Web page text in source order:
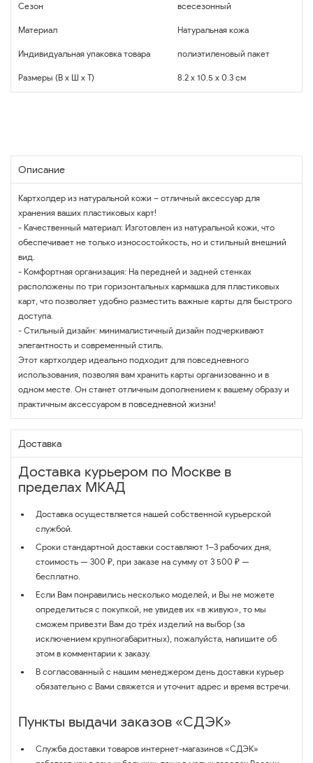
Сезон всесезонный
Материал Натуральная кожа
Индивидуальная упаковка товара полиэтиленовый пакет
Размеры (В x Ш x Т) 8.2 x 10.5 x 0.3 см
Описание
Картхолдер из натуральной кожи – отличный аксессуар для
хранения ваших пластиковых карт!
- Качественный материал: Изготовлен из натуральной кожи, что
обеспечивает не только износостойкость, но и стильный внешний
вид.
- Комфортная организация: На передней и задней стенках
расположены по три горизонтальных кармашка для пластиковых
карт, что позволяет удобно разместить важные карты для быстрого
доступа.
- Стильный дизайн: минималистичный дизайн подчеркивают
элегантность и современный стиль.
Этот картхолдер идеально подходит для повседневного
использования, позволяя вам хранить карты организованно и в
одном месте. Он станет отличным дополнением к вашему образу и
практичным аксессуаром в повседневной жизни!
Доставка
Доставка курьером по Москве в
пределах МКАД
Доставка осуществляется нашей собственной курьерской
службой.
Сроки стандартной доставки составляют 1–3 рабочих дня,
стоимость — 300 ₽, при заказе на сумму от 3 500 ₽ —
бесплатно.
Если Вам понравились несколько моделей, и Вы не можете
определиться с покупкой, не увидев их «в живую», то мы
сможем привезти Вам до трёх изделий на выбор (за
исключением крупногабаритных), пожалуйста, напишите об
этом в комментарии к заказу.
В согласованный с нашим менеджером день доставки курьер
обязательно с Вами свяжется и уточнит адрес и время встречи.
Пункты выдачи заказов «СДЭК»
Служба доставки товаров интернет-магазинов «СДЭК»